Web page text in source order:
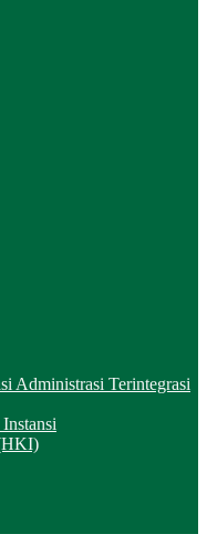
Administrasi Terintegrasi